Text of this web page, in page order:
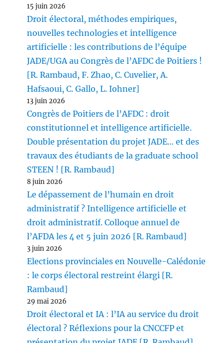
15 juin 2026
Droit électoral, méthodes empiriques,
nouvelles technologies et intelligence
artificielle : les contributions de l’équipe
JADE/UGA au Congrès de l’AFDC de Poitiers !
[R. Rambaud, F. Zhao, C. Cuvelier, A.
Hafsaoui, C. Gallo, L. Iohner]
13 juin 2026
Congrès de Poitiers de l’AFDC : droit
constitutionnel et intelligence artificielle.
Double présentation du projet JADE… et des
travaux des étudiants de la graduate school
STEEN ! [R. Rambaud]
8 juin 2026
Le dépassement de l’humain en droit
administratif ? Intelligence artificielle et
droit administratif. Colloque annuel de
l’AFDA les 4 et 5 juin 2026 [R. Rambaud]
3 juin 2026
Elections provinciales en Nouvelle-Calédonie
: le corps électoral restreint élargi [R.
Rambaud]
29 mai 2026
Droit électoral et IA : l’IA au service du droit
électoral ? Réflexions pour la CNCCFP et